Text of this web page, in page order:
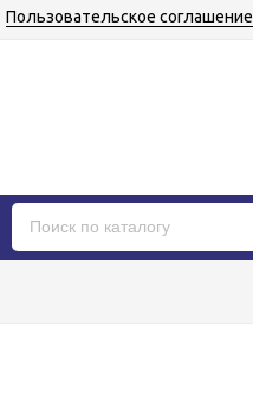
Пользовательское соглашение